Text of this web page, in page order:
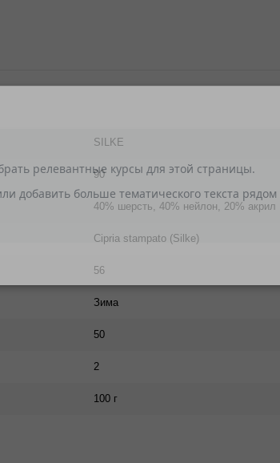
SILKE
90
40% шерсть, 40% нейлон, 20% акрил
Cipria stampato (Silke)
56
Зима
50
2
100 г